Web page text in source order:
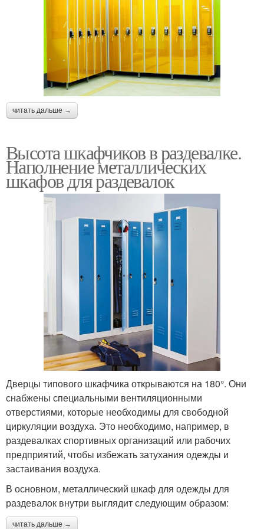
читать дальше →
Высота шкафчиков в раздевалке.
Наполнение металлических
шкафов для раздевалок
Дверцы типового шкафчика открываются на 180°. Они
снабжены специальными вентиляционными
отверстиями, которые необходимы для свободной
циркуляции воздуха. Это необходимо, например, в
раздевалках спортивных организаций или рабочих
предприятий, чтобы избежать затухания одежды и
застаивания воздуха.
В основном, металлический шкаф для одежды для
раздевалок внутри выглядит следующим образом:
читать дальше →